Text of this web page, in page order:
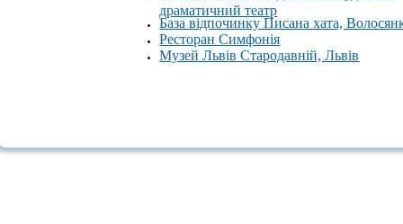
драматичний театр
База відпочинку Писана хата,
Ресторан Симфонія
Музей Львів Стародавній, Львів